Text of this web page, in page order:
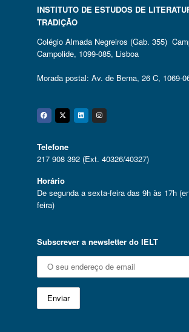
INSTITUTO DE ESTUDOS DE
TRADIÇÃO
Colégio Almada Negreiros (Gab. 355)
Campolide, 1099-085, Lisboa
Morada postal: Av. de Berna, 26 C, 1069-
Facebook
Twitter
Linkedin
Instagram
Telefone
217 908 392 (Ext. 40326/40327)
Horário
De segunda a sexta-feira das 9h às 17h
feira)
Subscrever a newsletter do IELT